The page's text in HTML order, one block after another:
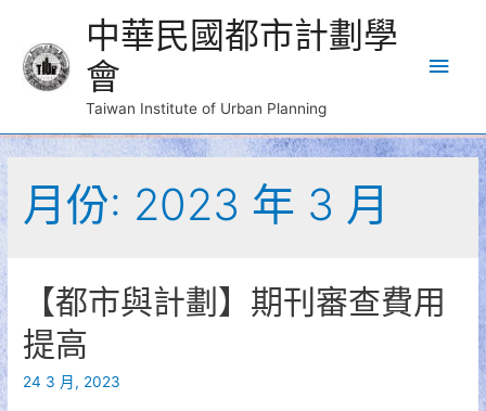
中華民國都市計劃學
會
Taiwan Institute of Urban Planning
Main
月份: 2023 年 3 月
【都市與計劃】期刊審查費用
提高
24 3 月, 2023